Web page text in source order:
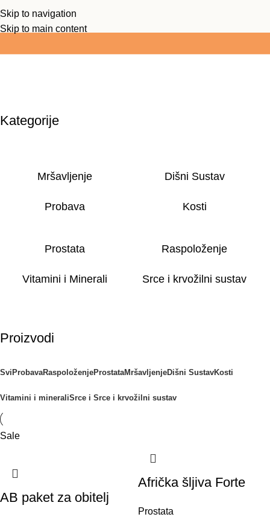
Skip to navigation
Skip to main content
je vrijednost košarice preko 25 EUR -
Kategorije
Mršavljenje Dišni Sustav
Probava Kosti
Prostata Raspoloženje
Vitamini i Minerali Srce i krvožilni sustav
Proizvodi
SviProbavaRaspoloženjeProstataMršavljenjeDišni SustavKosti
Vitamini i mineraliSrce i Srce i krvožilni sustav
Sale
AB paket za obitelj
Afrička šljiva Forte
Prostata